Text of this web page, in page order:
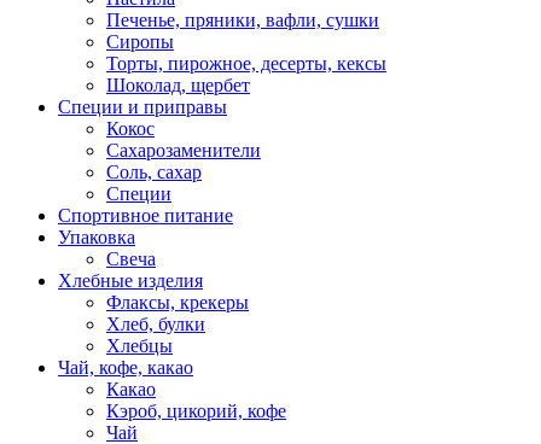
Печенье, пряники, вафли, сушки
Сиропы
Торты, пирожное, десерты, кексы
Шоколад, щербет
Специи и приправы
Кокос
Сахарозаменители
Соль, сахар
Специи
Спортивное питание
Упаковка
Свеча
Хлебные изделия
Флаксы, крекеры
Хлеб, булки
Хлебцы
Чай, кофе, какао
Какао
Кэроб, цикорий, кофе
Чай